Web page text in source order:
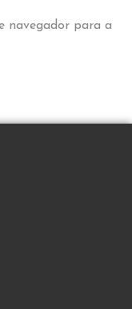
navegador para a